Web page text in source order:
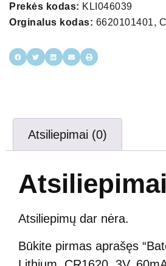
Prekės kodas: KLI046039
Orginalus kodas: 6620101401,
Atsiliepimai (0)
Atsiliepimai
Atsiliepimų dar nėra.
Būkite pirmas aprašęs